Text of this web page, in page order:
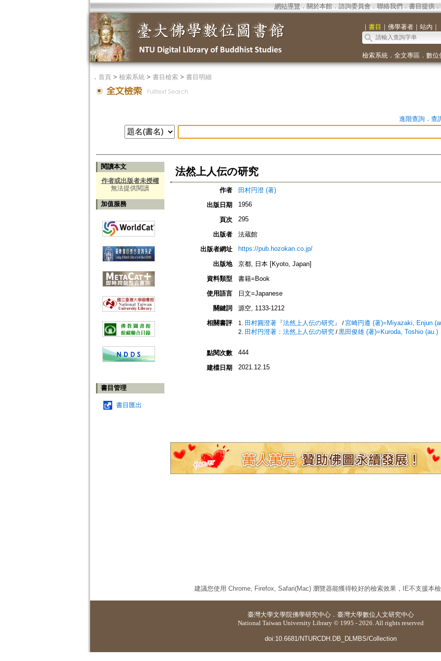
網站導覽 ． 關於本館． 諮詢委員會． 聯絡我們 ． 書目提供．
｜ 書目 ｜ 佛學著者｜ 站內 ｜
檢索系統． 全文專區 ． 數位
． 首頁> 檢索系統> 書目檢索> 書目明細
進階查詢． 查
閱讀本文
作者或出版者未授權
無法提供閱讀
加值服務
書目管理
書目匯出
法然上人伝の研究
作者
田村円澄 (著)
出版日期
1956
頁次 295
出版者
法蔵館
出版者網址
https://pub.hozokan.co.jp/
出版地
京都, 日本 [Kyoto, Japan]
資料類型
書籍=Book
使用語言
日文=Japanese
關鍵詞
源空, 1133-1212
相關書評
田村圓澄著『法然上人伝の研究』 /宮崎円遵 (著)=Miyazaki, Enjun
田村円澄著：法然上人伝の研究/黒田俊雄 (著)=Kuroda, Toshio (au.)
點閱次數 444
建檔日期 2021.12.15
建議您使用 Chrome, Firefox, Safari(Mac) 瀏覽器能獲得較好的檢索效果，IE不支援本
臺灣大學文學院佛學研究中心 ． 臺灣大學數位人文研究中心
National Taiwan University Library © 1995 - 2026. All rights reserved
doi:10.6681/NTURCDH.DB_DLMBS/Collection